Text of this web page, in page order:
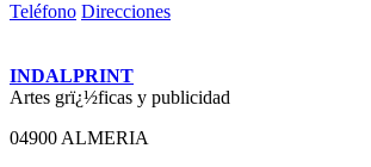
Teléfono Direcciones
INDALPRINT
Artes grï¿½ficas y publicidad
04900 ALMERIA